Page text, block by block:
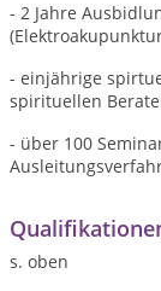
- 2 Jahre
- einjährige
spirituellen
- über 100
s. oben